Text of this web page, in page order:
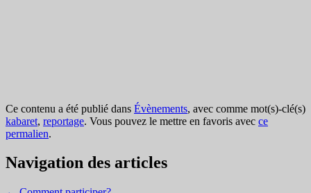
Ce contenu a été publié dans Évènements, avec comme mot(s)-clé(s)
kabaret, reportage. Vous pouvez le mettre en favoris avec ce
permalien.
Navigation des articles